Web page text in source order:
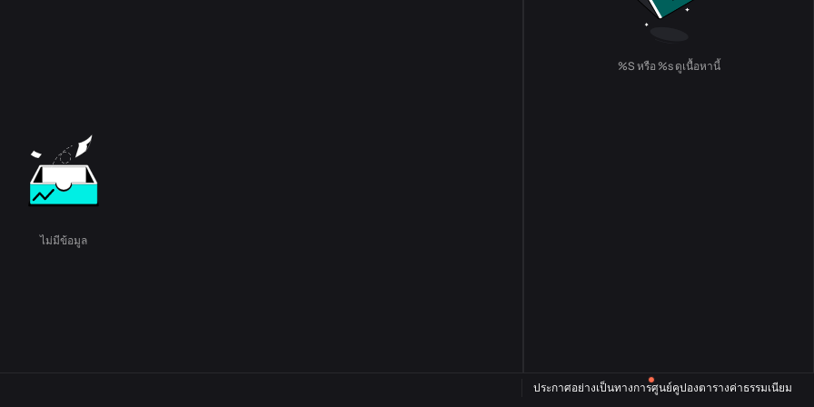
ไม่มีข้อมูล
%S หรือ %s ดูเนื้อหานี้
ประกาศอย่างเป็นทางการศูนย์คูปองตารางค่าธรรมเนียม